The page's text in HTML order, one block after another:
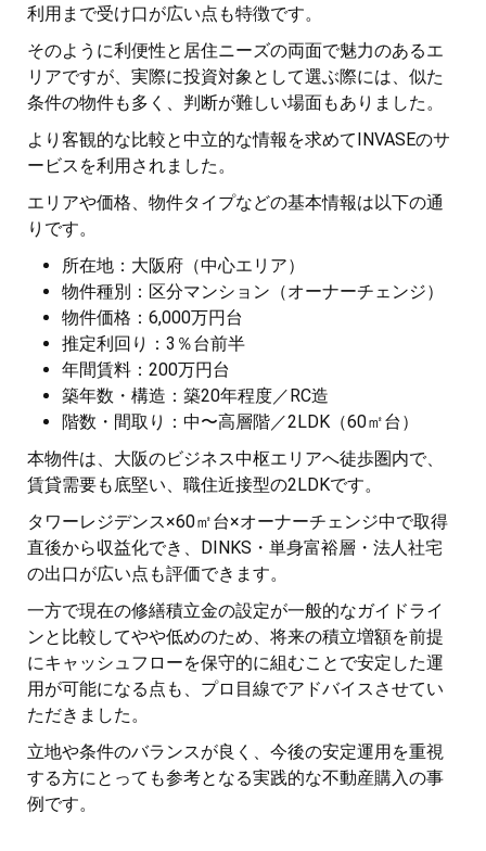
利用まで受け口が広い点も特徴です。
そのように利便性と居住ニーズの両面で魅力のあるエ
リアですが、実際に投資対象として選ぶ際には、似た
条件の物件も多く、判断が難しい場面もありました。
より客観的な比較と中立的な情報を求めてINVASEのサ
ービスを利用されました。
エリアや価格、物件タイプなどの基本情報は以下の通
りです。
所在地：大阪府（中心エリア）
物件種別：区分マンション（オーナーチェンジ）
物件価格：6,000万円台
推定利回り：3％台前半
年間賃料：200万円台
築年数・構造：築20年程度／RC造
階数・間取り：中〜高層階／2LDK（60㎡台）
本物件は、大阪のビジネス中枢エリアへ徒歩圏内で、
賃貸需要も底堅い、職住近接型の2LDKです。
タワーレジデンス×60㎡台×オーナーチェンジ中で取得
直後から収益化でき、DINKS・単身富裕層・法人社宅
の出口が広い点も評価できます。
一方で現在の修繕積立金の設定が一般的なガイドライ
ンと比較してやや低めのため、将来の積立増額を前提
にキャッシュフローを保守的に組むことで安定した運
用が可能になる点も、プロ目線でアドバイスさせてい
ただきました。
立地や条件のバランスが良く、今後の安定運用を重視
する方にとっても参考となる実践的な不動産購入の事
例です。